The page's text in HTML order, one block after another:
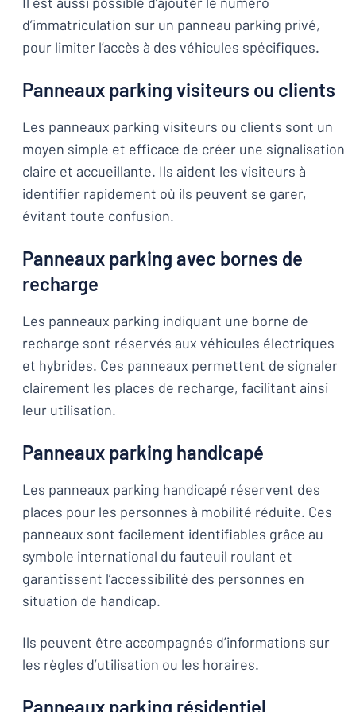
d’immatriculation sur un panneau parking privé,
pour limiter l’accès à des véhicules spécifiques.
Panneaux parking visiteurs ou clients
Les panneaux parking visiteurs ou clients sont un
moyen simple et efficace de créer une signalisation
claire et accueillante. Ils aident les visiteurs à
identifier rapidement où ils peuvent se garer,
évitant toute confusion.
Panneaux parking avec bornes de
recharge
Les panneaux parking indiquant une borne de
recharge sont réservés aux véhicules électriques
et hybrides. Ces panneaux permettent de signaler
clairement les places de recharge, facilitant ainsi
leur utilisation.
Panneaux parking handicapé
Les panneaux parking handicapé réservent des
places pour les personnes à mobilité réduite. Ces
panneaux sont facilement identifiables grâce au
symbole international du fauteuil roulant et
garantissent l’accessibilité des personnes en
situation de handicap.
Ils peuvent être accompagnés d’informations sur
les règles d’utilisation ou les horaires.
Panneaux parking résidentiel